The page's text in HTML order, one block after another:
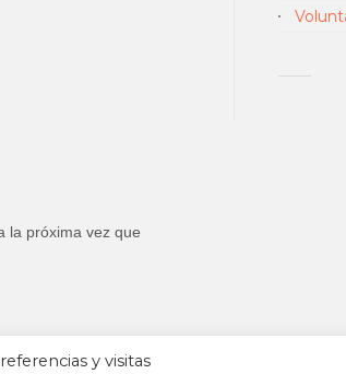
la próxima vez que
y visitas